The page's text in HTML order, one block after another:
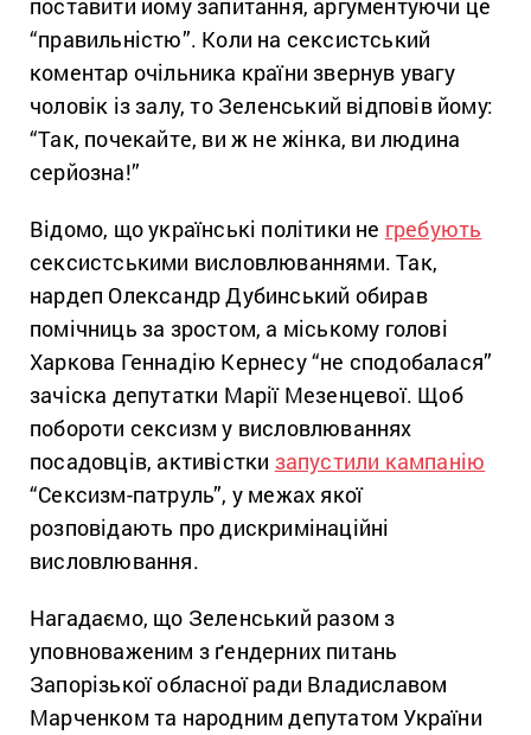
поставити йому запитання, аргументуючи це
“правильністю”. Коли на сексистський
коментар очільника країни звернув увагу
чоловік із залу, то Зеленський відповів йому:
“Так, почекайте, ви ж не жінка, ви людина
серйозна!”
Відомо, що українські політики не гребують
сексистськими висловлюваннями. Так,
нардеп Олександр Дубинський обирав
помічниць за зростом, а міському голові
Харкова Геннадію Кернесу “не сподобалася”
зачіска депутатки Марії Мезенцевої. Щоб
побороти сексизм у висловлюваннях
посадовців, активістки запустили кампанію
“Сексизм-патруль”, у межах якої
розповідають про дискримінаційні
висловлювання.
Нагадаємо, що Зеленський разом з
уповноваженим з ґендерних питань
Запорізької обласної ради Владиславом
Марченком та народним депутатом України